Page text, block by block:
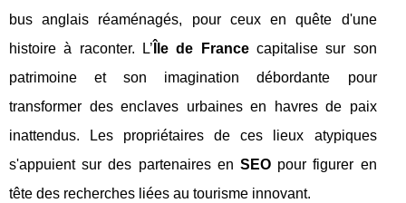
bus anglais réaménagés, pour ceux en quête d'une
histoire à raconter. L’ Île de Francecapitalise sur son
patrimoine et son imagination débordante pour
transformer des enclaves urbaines en havres de paix
inattendus. Les propriétaires de ces lieux atypiques
s'appuient sur des partenaires en SEO pour figurer en
tête des recherches liées au tourisme innovant.